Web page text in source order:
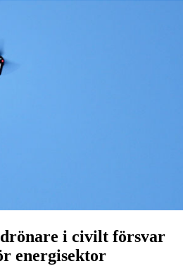
i civilt försvar
energisektor